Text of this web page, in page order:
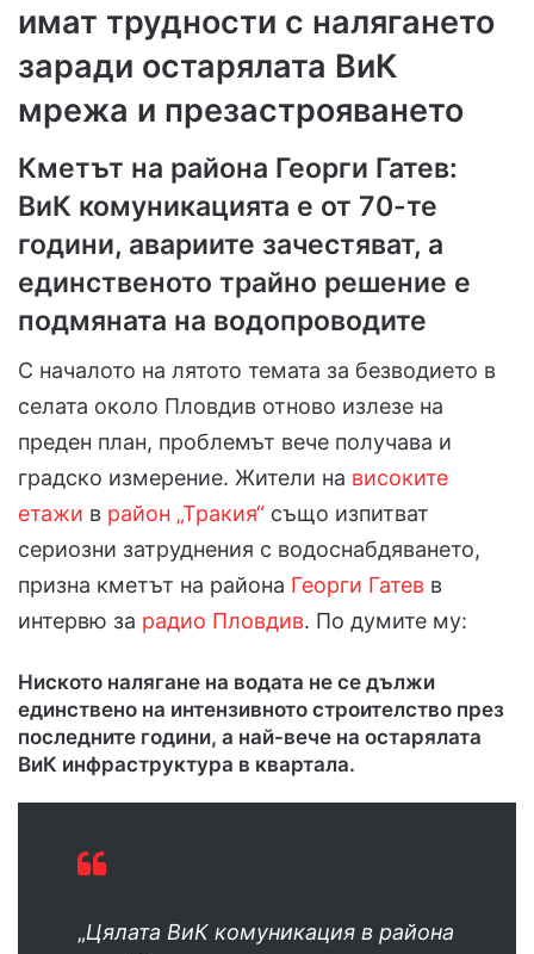
имат трудности с налягането
заради остарялата ВиК
мрежа и презастрояването
Кметът на района Георги Гатев:
ВиК комуникацията е от 70-те
години, авариите зачестяват, а
единственото трайно решение е
подмяната на водопроводите
С началото на лятото темата за безводието в
селата около Пловдив отново излезе на
преден план, проблемът вече получава и
градско измерение. Жители на високите
етажи в район „Тракия“ също изпитват
сериозни затруднения с водоснабдяването,
призна кметът на района Георги Гатев в
интервю за радио Пловдив. По думите му:
Ниското налягане на водата не се дължи
единствено на интензивното строителство през
последните години, а най-вече на остарялата
ВиК инфраструктура в квартала.
„Цялата ВиК комуникация в района